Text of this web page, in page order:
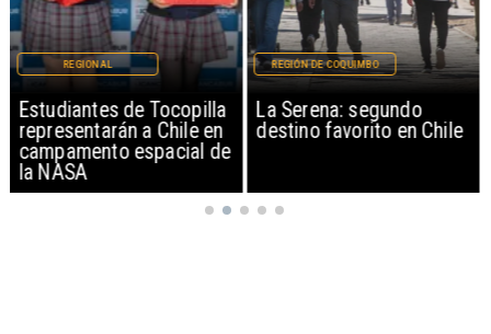
Estudiantes de Tocopilla
representarán a Chile en
campamento espacial de
la NASA
REGIONAL
La Serena: segundo
destino favorito en Chile
REGIÓN DE COQUIMBO